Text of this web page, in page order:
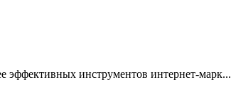
эффективных инструментов интернет-марк...